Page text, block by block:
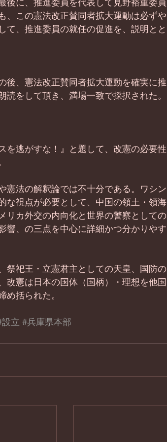
、この憲法改正賛同者拡大運動は必ずや
て、推進委員の就任の促進を、説明とと
後、憲法改正賛同者拡大運動を確実に推
をして頂き、満場一致で採択された。
を逃がすな！』と題して、改憲の必要性
憲法の解釈論では不十分である。ワシン
な視点が必要として、中国の領土・領海
リカ外交の内向化と世界の警察としての
響、の三点を中心に詳細かつ分かりやす
祭祀王・立憲君主としての天皇、国防の
改憲は日本の国体（国柄）・理想を他国
括られた。
立 #兵庫県本部